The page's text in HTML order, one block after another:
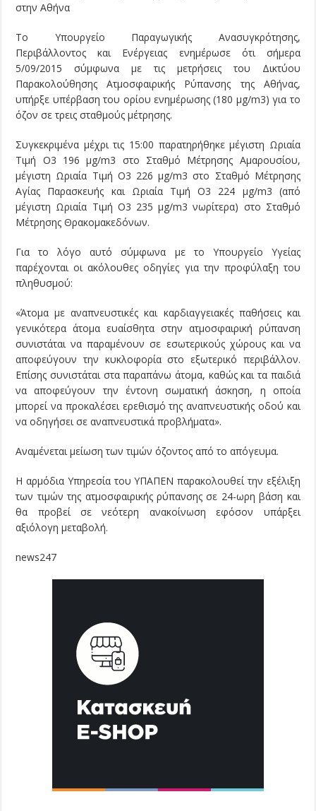
στην Αθήνα
Το Υπουργείο Παραγωγικής Ανασυγκρότησης,
Περιβάλλοντος και Ενέργειας ενημέρωσε ότι σήμερα
5/09/2015 σύμφωνα με τις μετρήσεις του Δικτύου
Παρακολούθησης Ατμοσφαιρικής Ρύπανσης της Αθήνας,
υπήρξε υπέρβαση του ορίου ενημέρωσης (180 μg/m3) για το
όζον σε τρεις σταθμούς μέτρησης.
Συγκεκριμένα μέχρι τις 15:00 παρατηρήθηκε μέγιστη Ωριαία
Τιμή Ο3 196 μg/m3 στο Σταθμό Μέτρησης Αμαρουσίου,
μέγιστη Ωριαία Τιμή Ο3 226 μg/m3 στο Σταθμό Μέτρησης
Αγίας Παρασκευής και Ωριαία Τιμή Ο3 224 μg/m3 (από
μέγιστη Ωριαία Τιμή Ο3 235 μg/m3 νωρίτερα) στο Σταθμό
Μέτρησης Θρακομακεδόνων.
Για το λόγο αυτό σύμφωνα με το Υπουργείο Υγείας
παρέχονται οι ακόλουθες οδηγίες για την προφύλαξη του
πληθυσμού:
«Άτομα με αναπνευστικές και καρδιαγγειακές παθήσεις και
γενικότερα άτομα ευαίσθητα στην ατμοσφαιρική ρύπανση
συνιστάται να παραμένουν σε εσωτερικούς χώρους και να
αποφεύγουν την κυκλοφορία στο εξωτερικό περιβάλλον.
Επίσης συνιστάται στα παραπάνω άτομα, καθώς και τα παιδιά
να αποφεύγουν την έντονη σωματική άσκηση, η οποία
μπορεί να προκαλέσει ερεθισμό της αναπνευστικής οδού και
να οδηγήσει σε αναπνευστικά προβλήματα».
Αναμένεται μείωση των τιμών όζοντος από το απόγευμα.
Η αρμόδια Υπηρεσία του ΥΠΑΠΕΝ παρακολουθεί την εξέλιξη
των τιμών της ατμοσφαιρικής ρύπανσης σε 24-ωρη βάση και
θα προβεί σε νεότερη ανακοίνωση εφόσον υπάρξει
αξιόλογη μεταβολή.
news247